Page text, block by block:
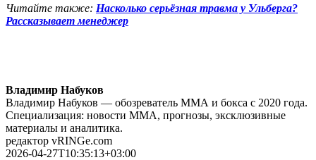
Читайте также: Насколько серьёзная травма у Ульберга?
Рассказывает менеджер
Владимир Набуков
Владимир Набуков — обозреватель ММА и бокса с 2020 года.
Специализация: новости ММА, прогнозы, эксклюзивные
материалы и аналитика.
редактор vRINGe.com
2026-04-27T10:35:13+03:00